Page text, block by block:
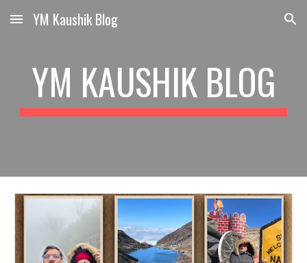
Skip to main content Skip to navigation
YM Kaushik Blog
YM KAUSHIK BLOG